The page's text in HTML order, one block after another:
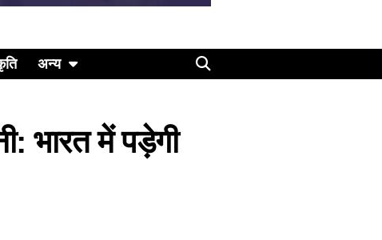
अन्य
भारत में पड़ेगी